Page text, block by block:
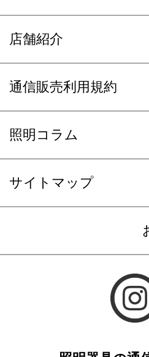
店舗紹介
通信販売利用規約
照明コラム
サイトマップ